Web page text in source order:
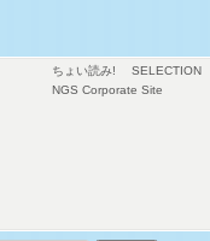
ちょい読み! SELECTION
NGS Corporate Site